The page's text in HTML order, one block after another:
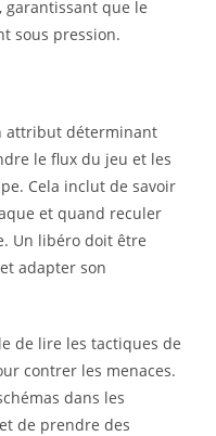
que le
sous pression.
attribut déterminant
le flux du jeu et les
Cela inclut de savoir
et quand reculer
Un libéro doit être
adapter son
de lire les tactiques de
contrer les menaces.
dans les
de prendre des